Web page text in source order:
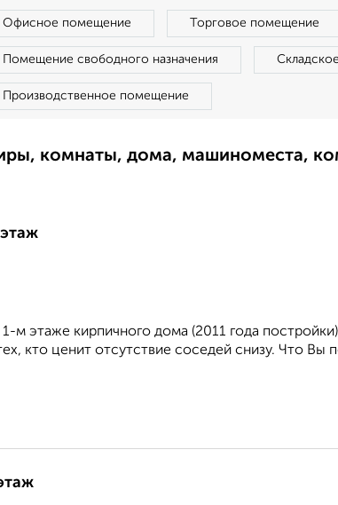
Офисное помещение Торговое помещение
Помещение свободного назначения
Производственное помещение
комнаты, дома, машиноместа,
м этаже кирпичного дома (2011 года
кто ценит отсутствие соседей снизу. Что Вы